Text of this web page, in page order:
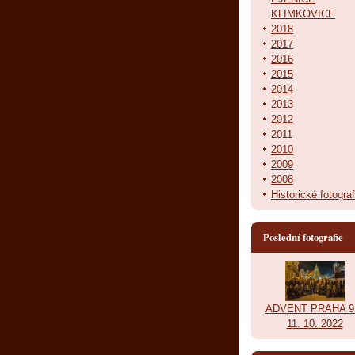
KLIMKOVICE
2018
2017
2016
2015
2014
2013
2012
2011
2010
2009
2008
Historické
Poslední fotografie
ADVENT PRAHA
11. 10. 2022